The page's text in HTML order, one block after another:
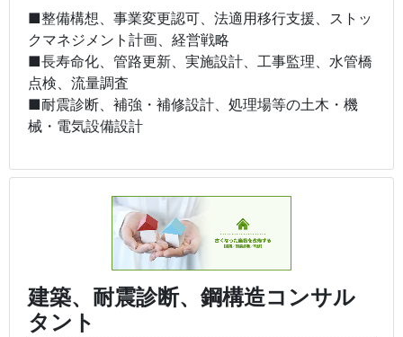
■整備構想、事業変更認可、法適用移行支援、ストッ
クマネジメント計画、経営戦略
■長寿命化、管路更新、実施設計、工事監理、水管橋
点検、流量調査
■耐震診断、補強・補修設計、処理場等の土木・機
械・電気設備設計
建築、耐震診断、鋼構造コンサル
タント